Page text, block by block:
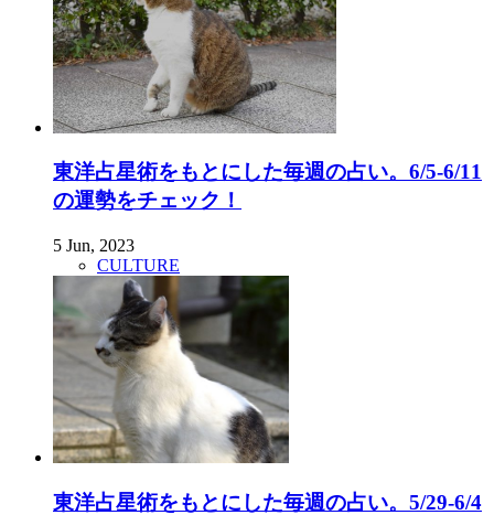
東洋占星術をもとにした毎週の占い。6/5-6/11
の運勢をチェック！
5 Jun, 2023
CULTURE
東洋占星術をもとにした毎週の占い。5/29-6/4